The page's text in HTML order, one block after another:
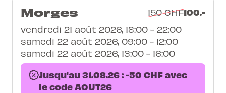
Morges 150 CHF100.-
vendredi 21 août 2026, 18:00 - 22:00
samedi 22 août 2026, 09:00 - 12:00
samedi 22 août 2026, 13:00 - 16:00
Jusqu'au 31.08.26 : -50 CHF avec
le code AOUT26